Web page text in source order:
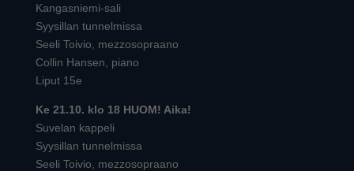
Kangasniemi-sali
Syysillan tunnelmissa
Seeli Toivio, mezzosopraano
Collin Hansen, piano
Liput 15e
Ke 21.10. klo 18 HUOM! Aika!
Suvelan kappeli
Syysillan tunnelmissa
Seeli Toivio, mezzosopraano